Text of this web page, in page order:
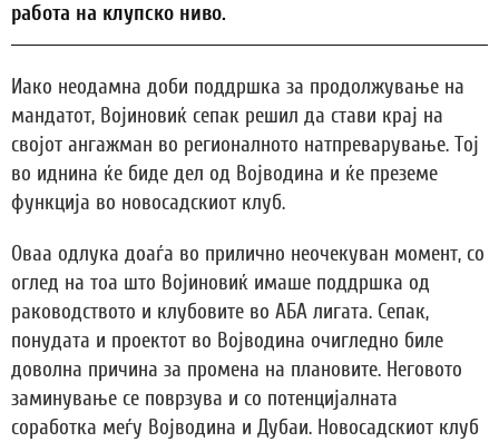
работа на клупско ниво.
Иако неодамна доби поддршка за продолжување на
мандатот, Војиновиќ сепак решил да стави крај на
својот ангажман во регионалното натпреварување. Тој
во иднина ќе биде дел од Војводина и ќе преземе
функција во новосадскиот клуб.
Оваа одлука доаѓа во прилично неочекуван момент, со
оглед на тоа што Војиновиќ имаше поддршка од
раководството и клубовите во АБА лигата. Сепак,
понудата и проектот во Војводина очигледно биле
доволна причина за промена на плановите. Неговото
заминување се поврзува и со потенцијалната
соработка меѓу Војводина и Дубаи. Новосадскиот клуб